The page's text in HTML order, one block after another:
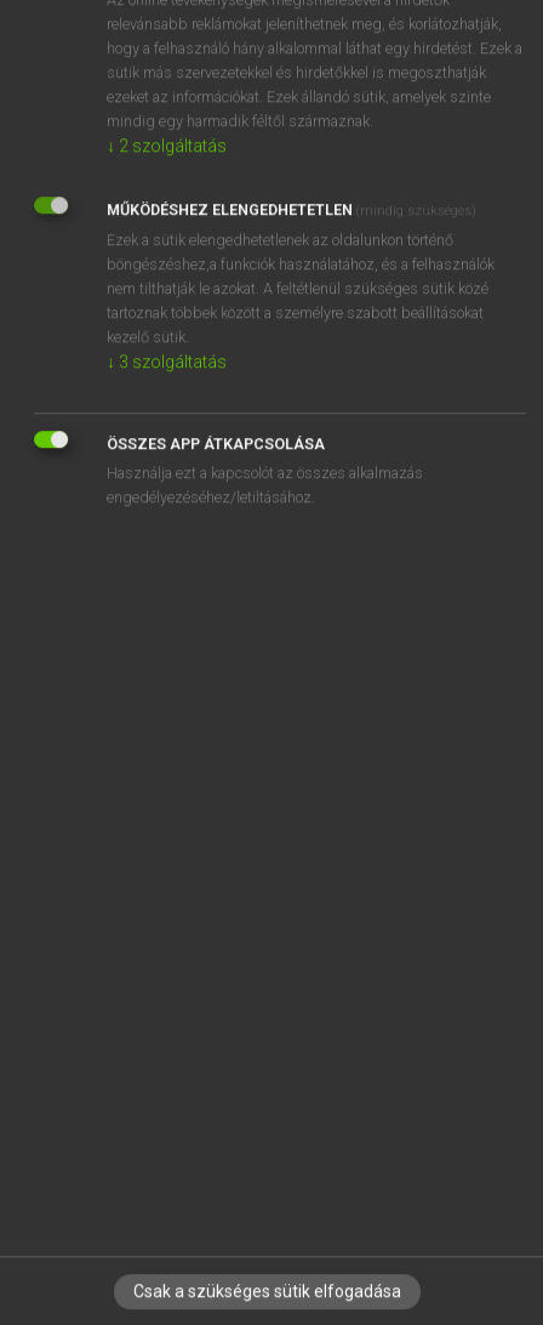
Nincs regisztrációm és előfizetésem. A szótár 2 órás,
díjmentes próbaverziójának elindításához regisztrálok és
belépek.
REGISZTRÁCIÓ
EURÓPAI UNIÓS TERMINOLÓGIAI SZÓTÁR
Kapcsolódó anyagok
segélyfinanszírozás
segélyhívó szolgálat
segélyprogram
IRATKOZZ FEL HÍRLEVELÜNKRE!
relevánsabb reklámokat jeleníthetnek meg, és korlátozhatják,
hogy a felhasználó hány alkalommal láthat egy hirdetést. Ezek a
sütik más szervezetekkel és hirdetőkkel is megoszthatják
ezeket az információkat. Ezek állandó sütik, amelyek szinte
mindig egy harmadik féltől származnak.
↓ 2 szolgáltatás
MŰKÖDÉSHEZ ELENGEDHETETLEN (mindig szükséges)
Ezek a sütik elengedhetetlenek az oldalunkon történő
böngészéshez,a funkciók használatához, és a felhasználók
nem tilthatják le azokat. A feltétlenül szükséges sütik közé
tartoznak többek között a személyre szabott beállításokat
kezelő sütik.
↓ 3 szolgáltatás
ÖSSZES APP ÁTKAPCSOLÁSA
Használja ezt a kapcsolót az összes alkalmazás
engedélyezéséhez/letiltásához.
Csak a szükséges sütik elfogadása